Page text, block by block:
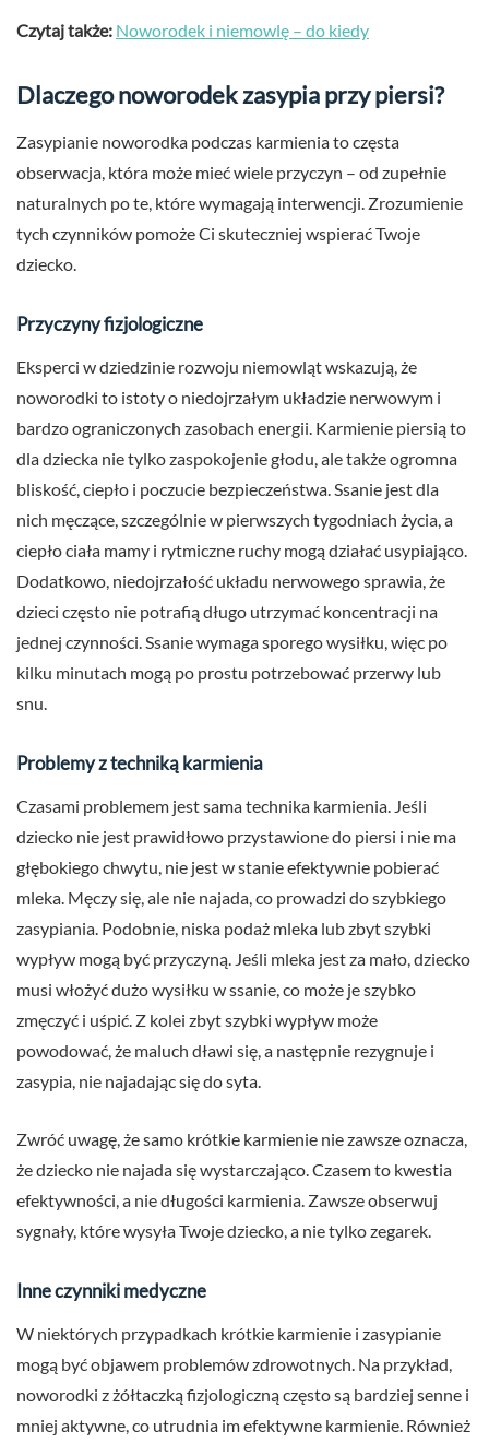
Czytaj także: Noworodek i niemowlę – do kiedy
Dlaczego noworodek zasypia przy piersi?
Zasypianie noworodka podczas karmienia to częsta
obserwacja, która może mieć wiele przyczyn – od zupełnie
naturalnych po te, które wymagają interwencji. Zrozumienie
tych czynników pomoże Ci skuteczniej wspierać Twoje
dziecko.
Przyczyny fizjologiczne
Eksperci w dziedzinie rozwoju niemowląt wskazują, że
noworodki to istoty o niedojrzałym układzie nerwowym i
bardzo ograniczonych zasobach energii. Karmienie piersią to
dla dziecka nie tylko zaspokojenie głodu, ale także ogromna
bliskość, ciepło i poczucie bezpieczeństwa. Ssanie jest dla
nich męczące, szczególnie w pierwszych tygodniach życia, a
ciepło ciała mamy i rytmiczne ruchy mogą działać usypiająco.
Dodatkowo, niedojrzałość układu nerwowego sprawia, że
dzieci często nie potrafią długo utrzymać koncentracji na
jednej czynności. Ssanie wymaga sporego wysiłku, więc po
kilku minutach mogą po prostu potrzebować przerwy lub
snu.
Problemy z techniką karmienia
Czasami problemem jest sama technika karmienia. Jeśli
dziecko nie jest prawidłowo przystawione do piersi i nie ma
głębokiego chwytu, nie jest w stanie efektywnie pobierać
mleka. Męczy się, ale nie najada, co prowadzi do szybkiego
zasypiania. Podobnie, niska podaż mleka lub zbyt szybki
wypływ mogą być przyczyną. Jeśli mleka jest za mało, dziecko
musi włożyć dużo wysiłku w ssanie, co może je szybko
zmęczyć i uśpić. Z kolei zbyt szybki wypływ może
powodować, że maluch dławi się, a następnie rezygnuje i
zasypia, nie najadając się do syta.
Zwróć uwagę, że samo krótkie karmienie nie zawsze oznacza,
że dziecko nie najada się wystarczająco. Czasem to kwestia
efektywności, a nie długości karmienia. Zawsze obserwuj
sygnały, które wysyła Twoje dziecko, a nie tylko zegarek.
Inne czynniki medyczne
W niektórych przypadkach krótkie karmienie i zasypianie
mogą być objawem problemów zdrowotnych. Na przykład,
noworodki z żółtaczką fizjologiczną często są bardziej senne i
mniej aktywne, co utrudnia im efektywne karmienie. Również